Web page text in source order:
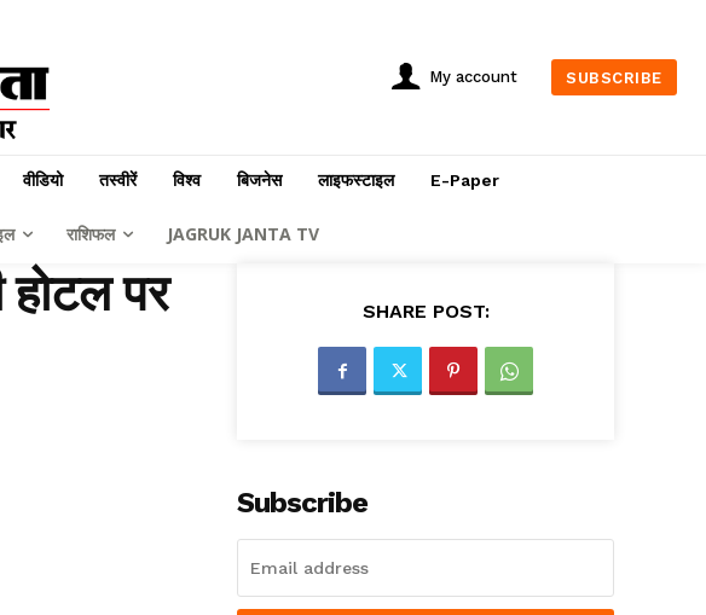
My account SUBSCRIBE
वीडियो तस्वीरें विश्व बिजनेस लाइफस्टाइल E-Paper
राशिफल JAGRUK JANTA TV
पर
SHARE POST:
Subscribe